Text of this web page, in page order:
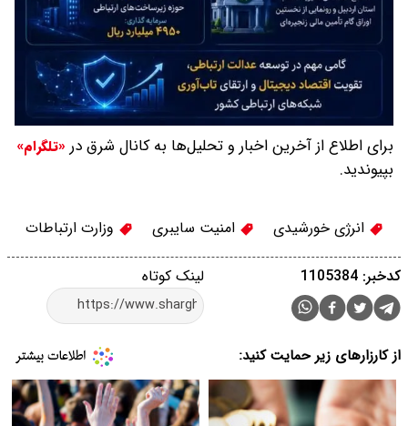
برای اطلاع از آخرین اخبار و تحلیل‌ها به کانال شرق در «تلگرام»
بپیوندید.
انرژی خورشیدی امنیت سایبری وزارت ارتباطات
لینک کوتاه کدخبر: 1105384
از کارزارهای زیر حمایت کنید: